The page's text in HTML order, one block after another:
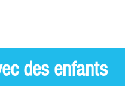
des enfants